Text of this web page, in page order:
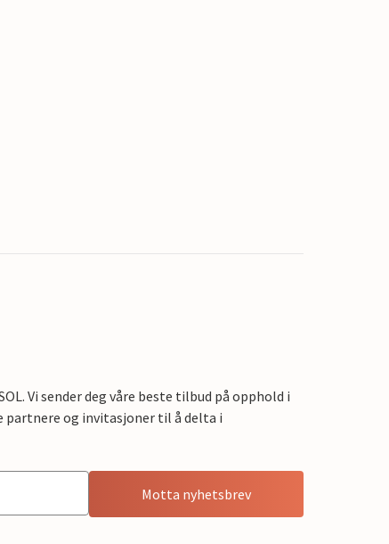
Vi sender deg våre beste tilbud på opphold i
partnere og invitasjoner til å delta i
Motta nyhetsbrev